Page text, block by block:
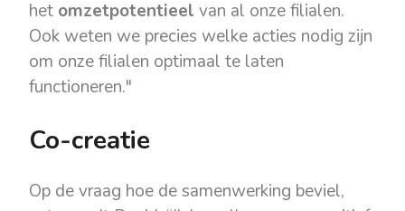
het omzetpotentieel van al onze filialen.
Ook weten we precies welke acties nodig zijn
om onze filialen optimaal te laten
functioneren."
Co-creatie
Op de vraag hoe de samenwerking beviel,